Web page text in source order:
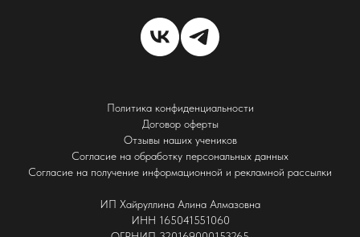
Политика конфиденциальности
Договор оферты
Отзывы наших учеников
Согласие на обработку персональных данных
Согласие на получение информационной и рекламной рассылки
ИП Хайруллина Алина Алмазовна
ИНН 165041551060